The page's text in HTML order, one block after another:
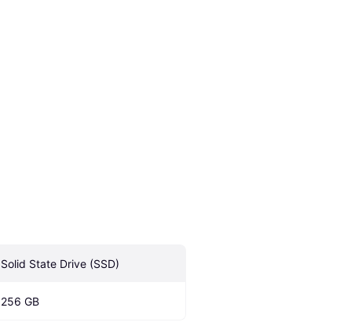
Solid State Drive (SSD)
256 GB